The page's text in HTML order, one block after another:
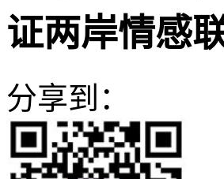
证两岸情感
分享到：